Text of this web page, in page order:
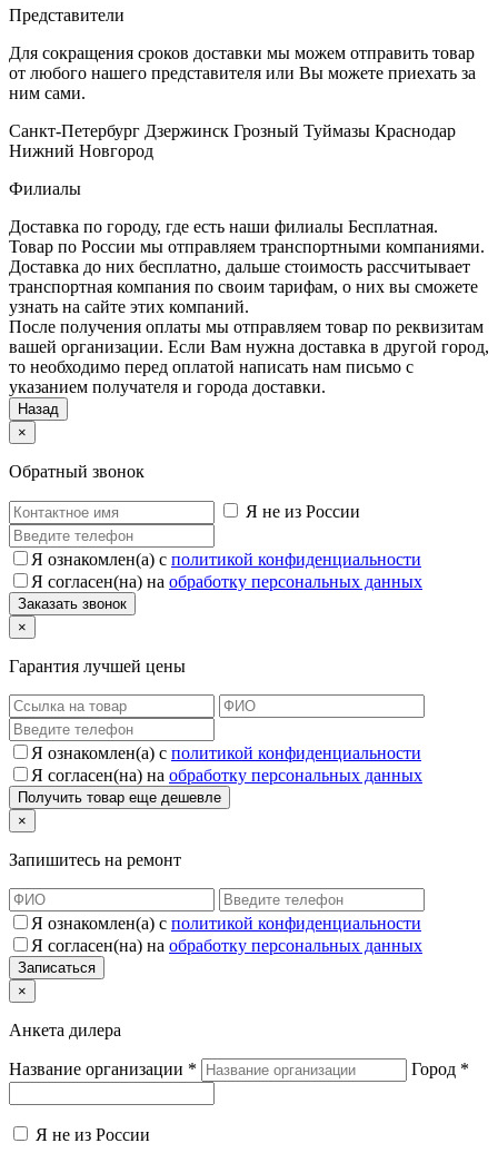
Представители
Для сокращения сроков доставки мы можем отправить товар
от любого нашего представителя или Вы можете приехать за
ним сами.
Санкт-Петербург Дзержинск Грозный Туймазы Краснодар
Нижний Новгород
Филиалы
Доставка по городу, где есть наши филиалы Бесплатная.
Товар по России мы отправляем транспортными компаниями.
Доставка до них бесплатно, дальше стоимость рассчитывает
транспортная компания по своим тарифам, о них вы сможете
узнать на сайте этих компаний.
После получения оплаты мы отправляем товар по реквизитам
вашей организации. Если Вам нужна доставка в другой город,
то необходимо перед оплатой написать нам письмо с
указанием получателя и города доставки.
Назад
×
Обратный звонок
Я не из России
Я ознакомлен(а) с политикой конфиденциальности
Я согласен(на) на обработку персональных данных
×
Гарантия лучшей цены
Я ознакомлен(а) с политикой конфиденциальности
Я согласен(на) на обработку персональных данных
×
Запишитесь на ремонт
Я ознакомлен(а) с политикой конфиденциальности
Я согласен(на) на обработку персональных данных
×
Анкета дилера
Название организации * Город *
Я не из России